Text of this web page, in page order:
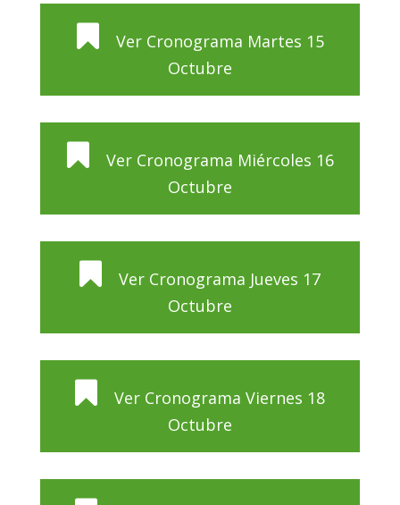
Ver Cronograma Martes 15
Octubre
Ver Cronograma Miércoles 16
Octubre
Ver Cronograma Jueves 17
Octubre
Ver Cronograma Viernes 18
Octubre